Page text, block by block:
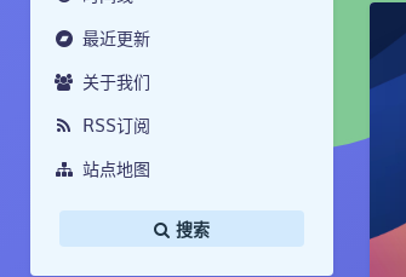
最近更新
关于我们
RSS订阅
站点地图
搜索